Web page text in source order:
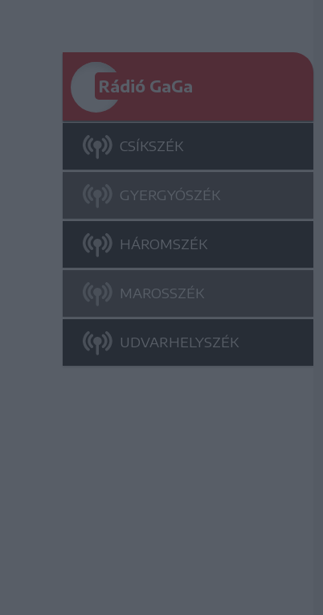
Rádió GaGa
CSÍKSZÉK
GYERGYÓSZÉK
HÁROMSZÉK
MAROSSZÉK
UDVARHELYSZÉK